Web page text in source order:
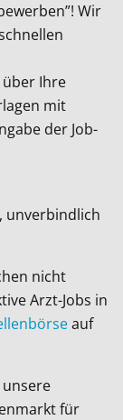
Wir
Ihre
mit
der Job-
unverbindlich
nicht
Arzt-Jobs in
auf
für